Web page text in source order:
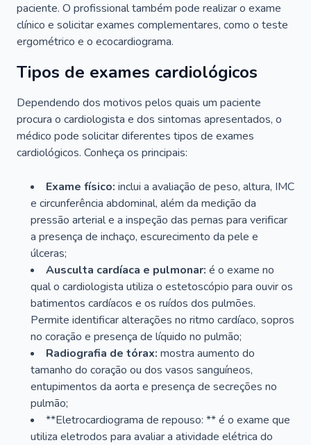
paciente. O profissional também pode realizar o exame
clínico e solicitar exames complementares, como o teste
ergométrico e o ecocardiograma.
Tipos de exames cardiológicos
Dependendo dos motivos pelos quais um paciente
procura o cardiologista e dos sintomas apresentados, o
médico pode solicitar diferentes tipos de exames
cardiológicos. Conheça os principais:
Exame físico: inclui a avaliação de peso, altura, IMC
e circunferência abdominal, além da medição da
pressão arterial e a inspeção das pernas para verificar
a presença de inchaço, escurecimento da pele e
úlceras;
Ausculta cardíaca e pulmonar: é o exame no
qual o cardiologista utiliza o estetoscópio para ouvir os
batimentos cardíacos e os ruídos dos pulmões.
Permite identificar alterações no ritmo cardíaco, sopros
no coração e presença de líquido no pulmão;
Radiografia de tórax: mostra aumento do
tamanho do coração ou dos vasos sanguíneos,
entupimentos da aorta e presença de secreções no
pulmão;
**Eletrocardiograma de repouso: ** é o exame que
utiliza eletrodos para avaliar a atividade elétrica do